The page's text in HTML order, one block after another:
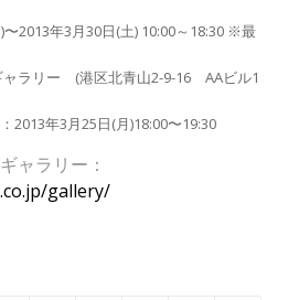
2013年3月30日(土) 10:00～18:30 ※最
ャラリー (港区北青山2-9-16 AAビル1
2013年3月25日(月)18:00〜19:30
ャラリー：
gallery/